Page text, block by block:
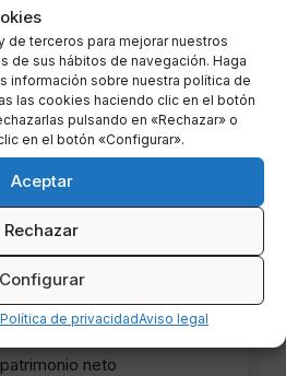
de terceros para mejorar nuestros
de sus hábitos de navegación. Haga
información sobre nuestra política de
las cookies haciendo clic en el botón
pulsando en «Rechazar» o
en el botón «Configurar».
Aceptar
Rechazar
Configurar
Política de privacidadAviso legal
de Sage 50cloud Standard
obra
neto